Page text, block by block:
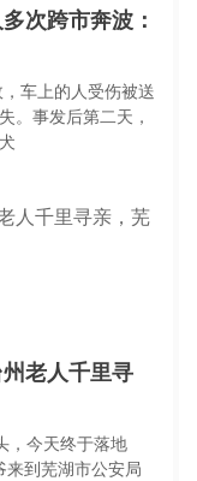
次跨市奔波：
车上的人受伤被送
。事发后第二天，
老人千里寻
，今天终于落地
来到芜湖市公安局